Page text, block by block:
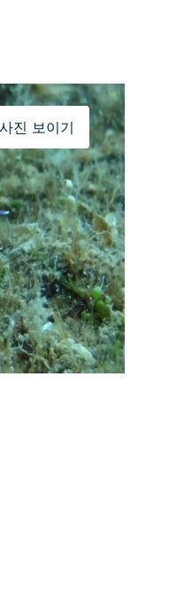
든 9 사진 보이기